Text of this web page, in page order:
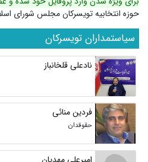
حوزه انتخابیه تویسرکان مجلس شورای
سیاستمداران تویسرکان
نادعلی قلخانباز
فردین منائی
حقوقدان